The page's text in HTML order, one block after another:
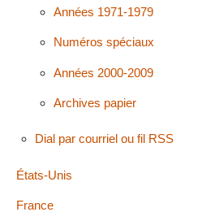
Années 1971-1979
Numéros spéciaux
Années 2000-2009
Archives papier
Dial par courriel ou fil RSS
États-Unis
France